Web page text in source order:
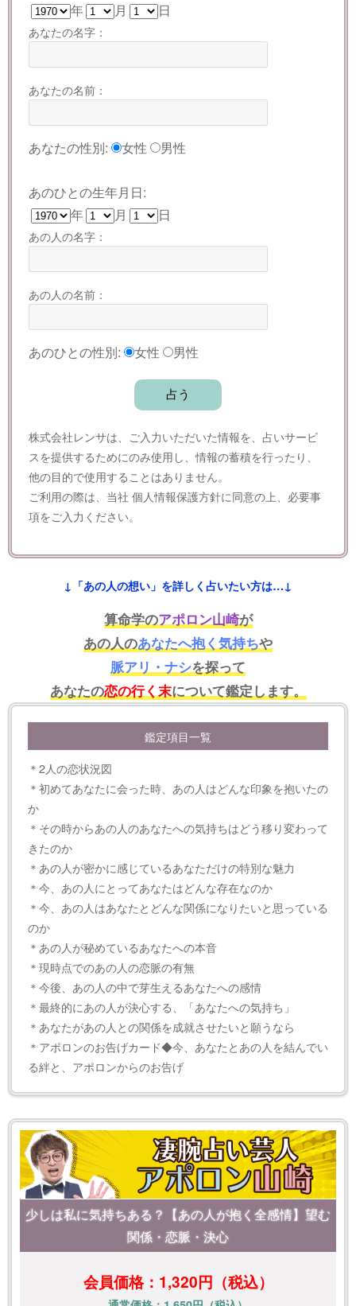
年
月 日
あなたの名字：
あなたの名前：
あなたの性別: 女性 男性
あのひとの生年月日:
年
月 日
あの人の名字：
あの人の名前：
あのひとの性別: 女性 男性
株式会社レンサは、ご入力いただいた情報を、占いサービ
スを提供するためにのみ使用し、情報の蓄積を行ったり、
他の目的で使用することはありません。
ご利用の際は、当社個人情報保護方針に同意の上、必要事
項をご入力ください。
↓「あの人の想い」を詳しく占いたい方は…↓
算命学のアポロン山崎が
あの人のあなたへ抱く気持ちや
脈アリ・ナシを探って
あなたの恋の行く末について鑑定します。
鑑定項目一覧
＊2人の恋状況図
＊初めてあなたに会った時、あの人はどんな印象を抱いたの
か
＊その時からあの人のあなたへの気持ちはどう移り変わって
きたのか
＊あの人が密かに感じているあなただけの特別な魅力
＊今、あの人にとってあなたはどんな存在なのか
＊今、あの人はあなたとどんな関係になりたいと思っている
のか
＊あの人が秘めているあなたへの本音
＊現時点でのあの人の恋脈の有無
＊今後、あの人の中で芽生えるあなたへの感情
＊最終的にあの人が決心する、「あなたへの気持ち」
＊あなたがあの人との関係を成就させたいと願うなら
＊アポロンのお告げカード◆今、あなたとあの人を結んでい
る絆と、アポロンからのお告げ
少しは私に気持ちある？【あの人が抱く全感情】望む
関係・恋脈・決心
会員価格：1,320円（税込）